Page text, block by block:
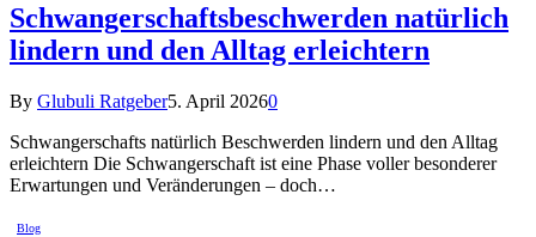
Schwangerschaftsbeschwerden natürlich
lindern und den Alltag erleichtern
By Glubuli Ratgeber5. April 20260
Schwangerschafts natürlich Beschwerden lindern und den Alltag
erleichtern Die Schwangerschaft ist eine Phase voller besonderer
Erwartungen und Veränderungen – doch…
Blog